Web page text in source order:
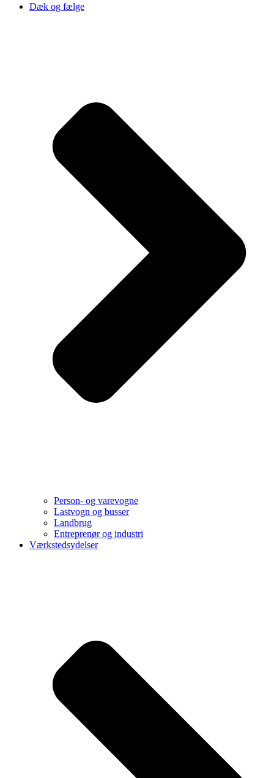
Dæk og fælge
Person- og varevogne
Lastvogn og busser
Landbrug
Entreprenør og industri
Værkstedsydelser